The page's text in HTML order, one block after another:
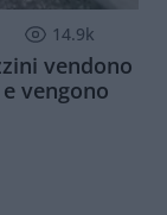
14.9k
vendono
vengono